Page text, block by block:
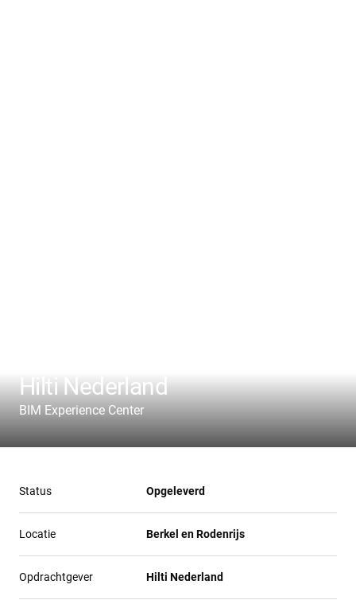
Hilti Nederland
BIM Experience Center
Status Opgeleverd
Locatie Berkel en Rodenrijs
Opdrachtgever Hilti Nederland